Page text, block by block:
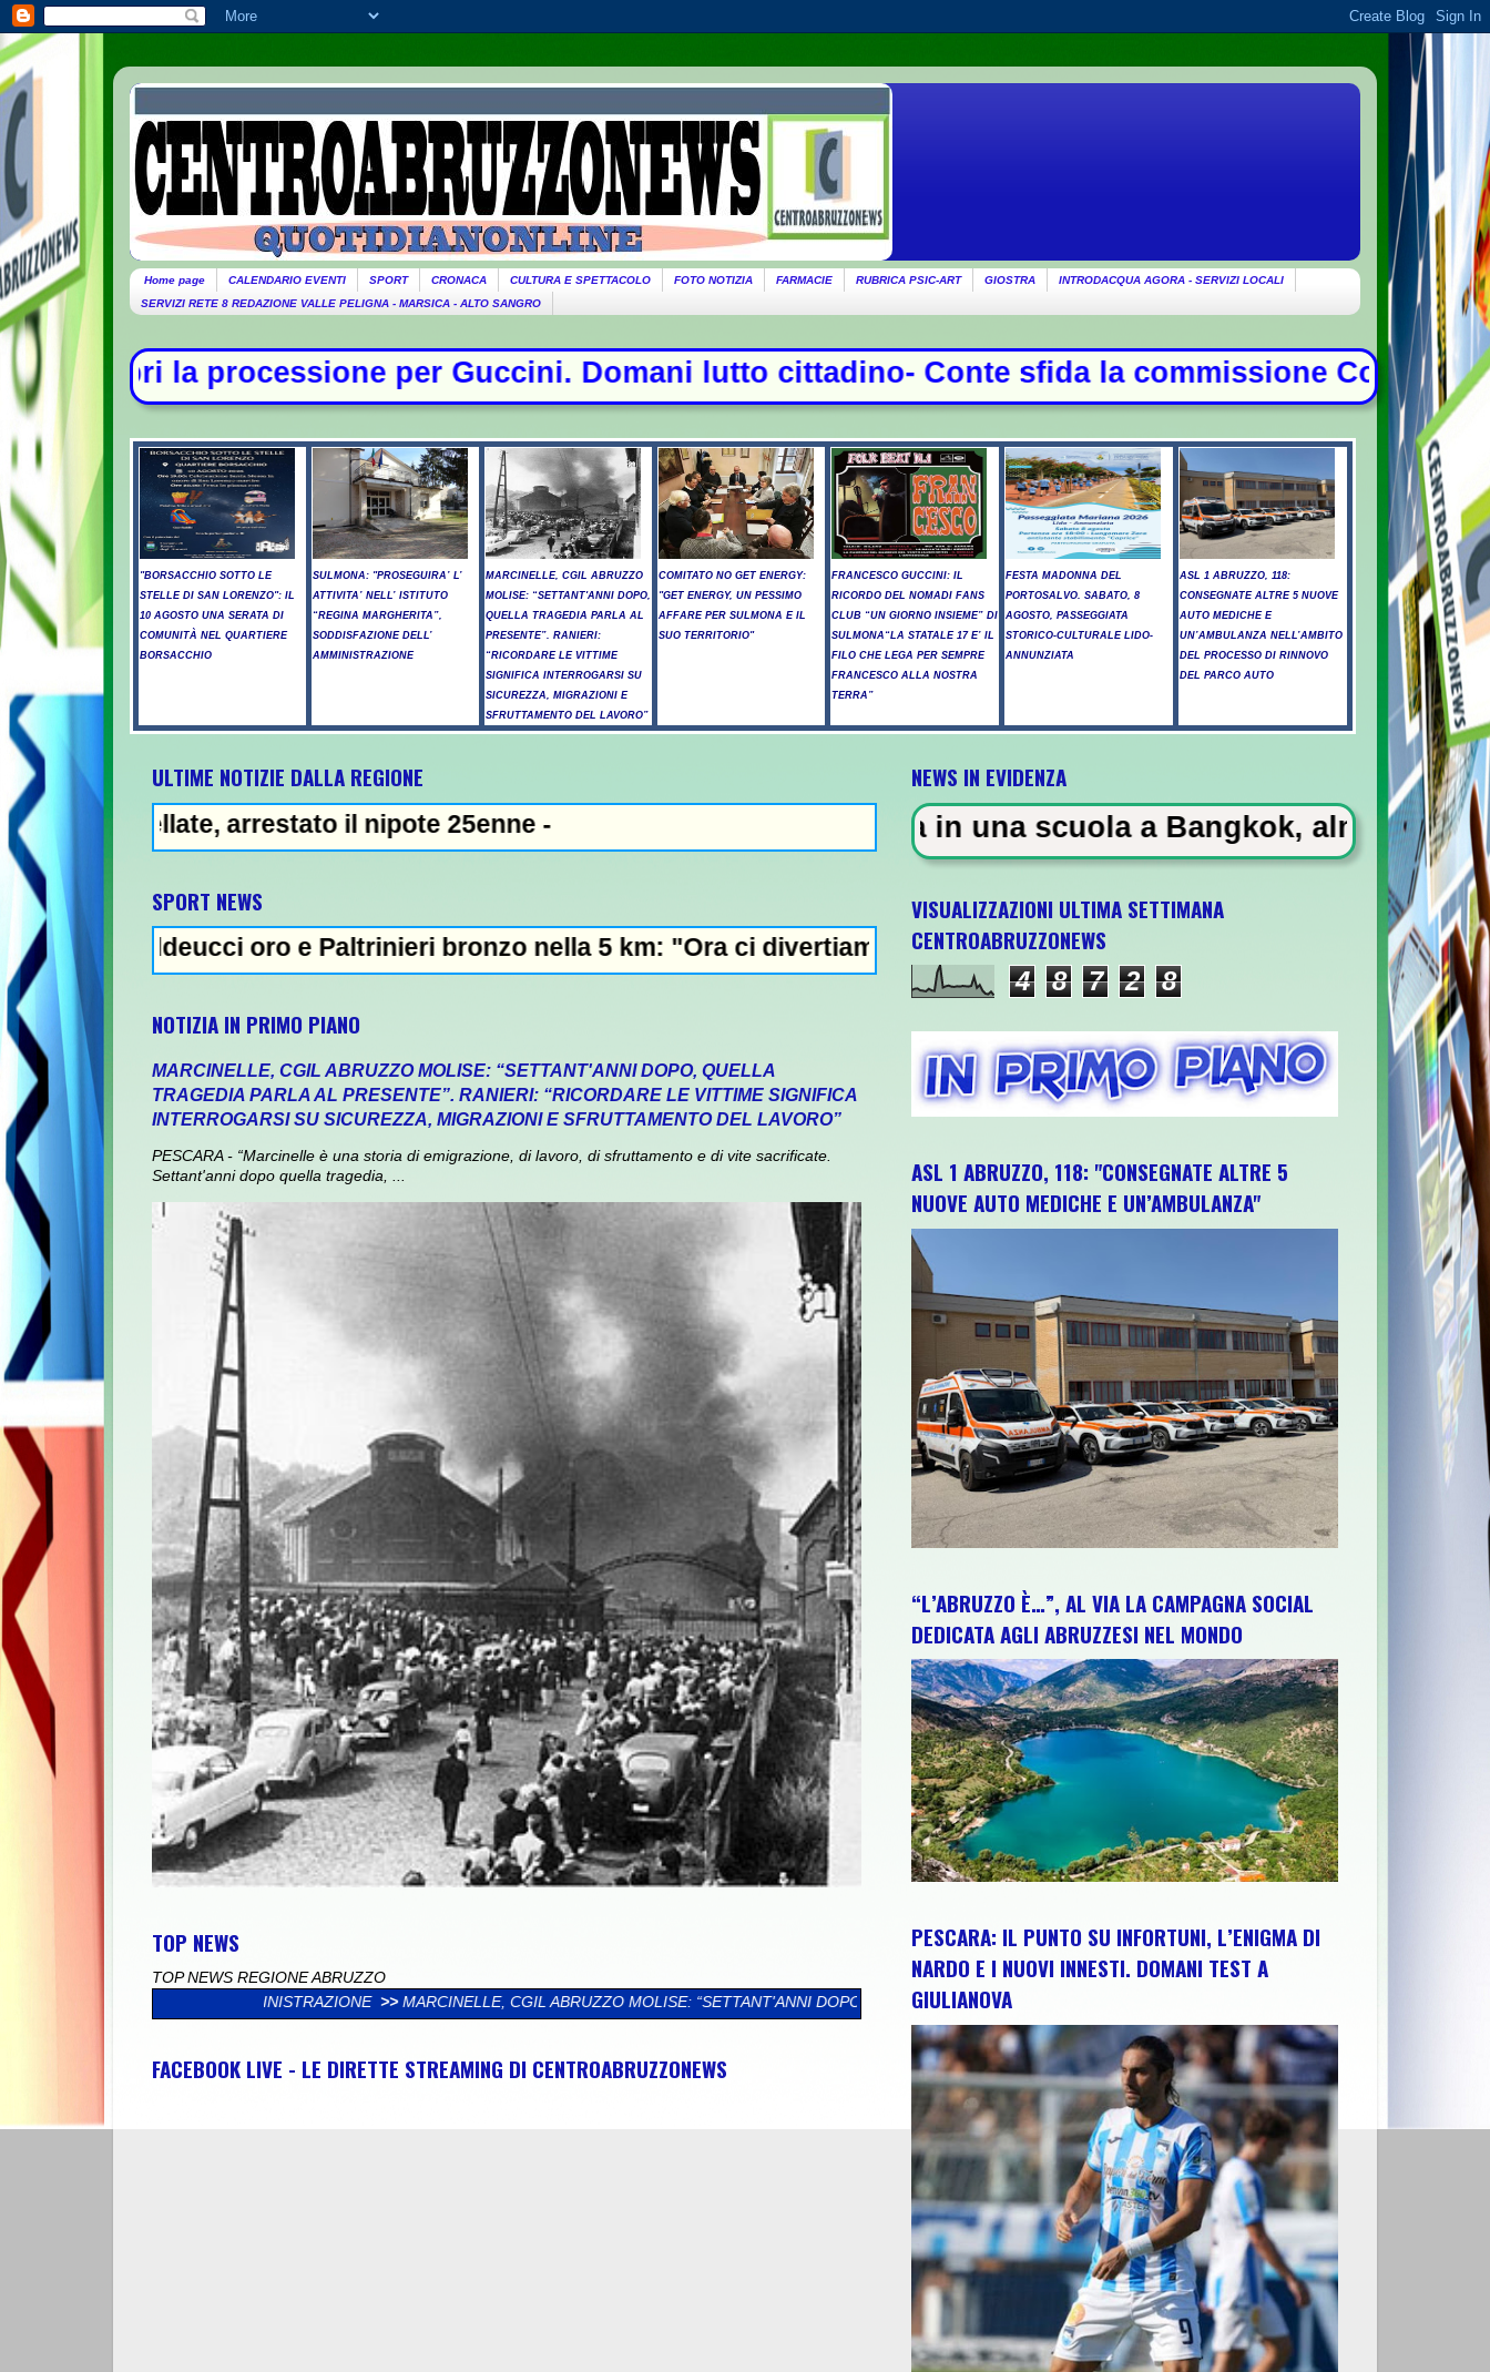
Home page CALENDARIO EVENTI SPORT CRONACA CULTURA E SPETTACOLO FOTO NOTIZIA FARMACIE RUBRICA PSIC-ART GIOSTRA
INTRODACQUA AGORA - SERVIZI LOCALI
SERVIZI RETE 8 REDAZIONE VALLE PELIGNA - MARSICA - ALTO SANGRO
per Guccini. Domani lutto cittadino- Conte sfida la commissione Covid, duello con
"BORSACCHIO SOTTO LE
STELLE DI SAN LORENZO": IL
10 AGOSTO UNA SERATA DI
COMUNITÀ NEL QUARTIERE
BORSACCHIO
SULMONA: "PROSEGUIRA’ L’
ATTIVITA’ NELL’ ISTITUTO
“REGINA MARGHERITA”,
SODDISFAZIONE DELL’
AMMINISTRAZIONE
MARCINELLE, CGIL ABRUZZO
MOLISE: “SETTANT'ANNI DOPO,
QUELLA TRAGEDIA PARLA AL
PRESENTE”. RANIERI:
“RICORDARE LE VITTIME
SIGNIFICA INTERROGARSI SU
SICUREZZA, MIGRAZIONI E
SFRUTTAMENTO DEL LAVORO”
COMITATO NO GET ENERGY:
"GET ENERGY, UN PESSIMO
AFFARE PER SULMONA E IL
SUO TERRITORIO"
FRANCESCO GUCCINI: IL
RICORDO DEL NOMADI FANS
CLUB “UN GIORNO INSIEME” DI
SULMONA“LA STATALE 17 E’ IL
FILO CHE LEGA PER SEMPRE
FRANCESCO ALLA NOSTRA
TERRA”
FESTA MADONNA DEL
PORTOSALVO. SABATO, 8
AGOSTO, PASSEGGIATA
STORICO-CULTURALE LIDO-
ANNUNZIATA
ASL 1 ABRUZZO, 118:
CONSEGNATE ALTRE 5 NUOVE
AUTO MEDICHE E
UN’AMBULANZA NELL’AMBITO
DEL PROCESSO DI RINNOVO
DEL PARCO AUTO
ULTIME NOTIZIE DALLA REGIONE
arrestato il nipote 25enne -
SPORT NEWS
oro e Paltrinieri bronzo nella 5 km: "Ora ci divertiamo in staffetta"- L'Italia U21 il 5 ottobre a Pescara l'ultima gara
NOTIZIA IN PRIMO PIANO
MARCINELLE, CGIL ABRUZZO MOLISE: “SETTANT'ANNI DOPO, QUELLA
TRAGEDIA PARLA AL PRESENTE”. RANIERI: “RICORDARE LE VITTIME SIGNIFICA
INTERROGARSI SU SICUREZZA, MIGRAZIONI E SFRUTTAMENTO DEL LAVORO”
PESCARA - “Marcinelle è una storia di emigrazione, di lavoro, di sfruttamento e di vite sacrificate.
Settant'anni dopo quella tragedia, ...
TOP NEWS
TOP NEWS REGIONE ABRUZZO
MARCINELLE, CGIL ABRUZZO MOLISE: “SETTANT'ANNI DOPO, QUELLA TRAGEDIA PARLA AL PRESENTE”. RANIERI: “RICORDARE LE VITTIME SIGNIFICA INTERROGARSI
FACEBOOK LIVE - LE DIRETTE STREAMING DI CENTROABRUZZONEWS
NEWS IN EVIDENZA
NEWS IN EVIDENZA - Sparatoria in una scuola a Bangkok, almeno 6 morti
VISUALIZZAZIONI ULTIMA SETTIMANA
CENTROABRUZZONEWS
4 8 7 2 8
ASL 1 ABRUZZO, 118: "CONSEGNATE ALTRE 5
NUOVE AUTO MEDICHE E UN’AMBULANZA"
“L’ABRUZZO È…”, AL VIA LA CAMPAGNA SOCIAL
DEDICATA AGLI ABRUZZESI NEL MONDO
PESCARA: IL PUNTO SU INFORTUNI, L’ENIGMA DI
NARDO E I NUOVI INNESTI. DOMANI TEST A
GIULIANOVA